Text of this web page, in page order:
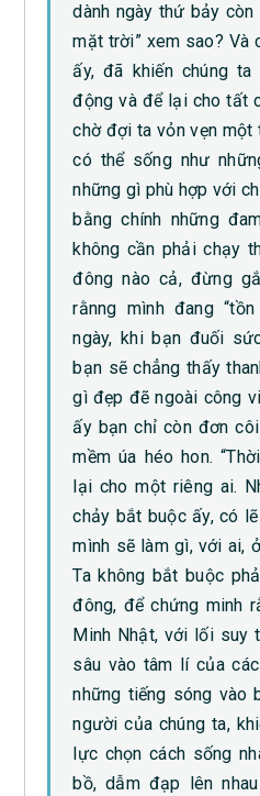
dành ngày thứ bảy
mặt trời” xem sao? Và
ấy, đã khiến chúng
động và để lại cho tất
chờ đợi ta vỏn vẹn một
có thể sống như
những gì phù hợp với
bằng chính những
không cần phải chạy
đông nào cả, đừng
rằnng mình đang
ngày, khi bạn đuối
bạn sẽ chẳng thấy
gì đẹp đẽ ngoài công
ấy bạn chỉ còn đơn
mềm úa héo hon.
lại cho một riêng ai.
chảy bắt buộc ấy, có
mình sẽ làm gì, với ai,
Ta không bắt buộc
đông, để chứng minh
Minh Nhật, với lối suy
sâu vào tâm lí của
những tiếng sóng vào
người của chúng ta,
lực chọn cách sống
bồ, dẫm đạp lên